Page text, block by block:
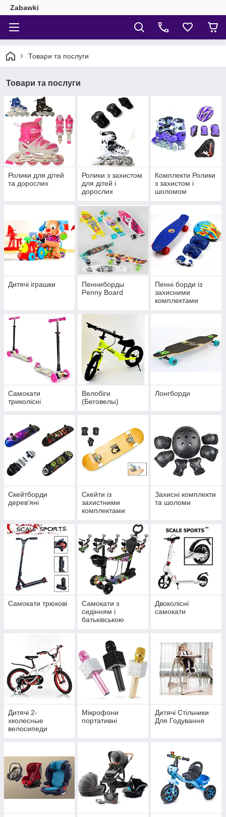
Zabawki
Товари та послуги
Товари та послуги
Ролики для дітей
та дорослих
Ролики з захистом
для дітей і
дорослих
Комплекти Ролики
з захистом і
шоломом
Дитячі іграшки
Пенниборды
Penny Board
Пенні борди із
захисними
комплектами
Самокати
триколісні
Велобіги
(Беговелы)
Лонгборди
Скейтборди
дерев'яні
Скейти із
захистними
комплектами
Захисні комплекти
та шоломи
Самокати трюкові
Самокати з
сидінням і
батьківською
Двоколісні
самокати
Дитячі 2-
хколесные
велосипеди
Мікрофони
портативні
Дитячі Стільчики
Для Годування